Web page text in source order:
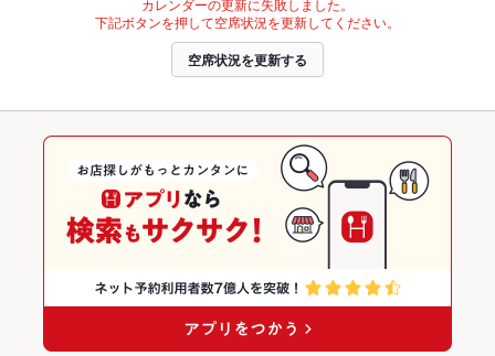
下記ボタンを押して空席状況を更新してください。
空席状況を更新する